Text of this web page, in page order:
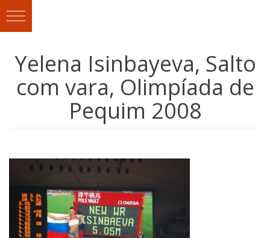
Yelena Isinbayeva, Salto
com vara, Olimpíada de
Pequim 2008